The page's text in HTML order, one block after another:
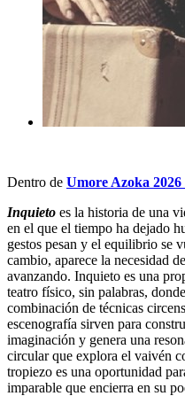
Dentro de Umore Azoka 2026
Inquieto es la historia de una
en el que el tiempo ha dejado
gestos pesan y el equilibrio se
cambio, aparece la necesidad
avanzando. Inquieto es una
teatro físico, sin palabras,
combinación de técnicas
escenografía sirven para
imaginación y genera una
circular que explora el vaivén
tropiezo es una oportunidad
imparable que encierra en su